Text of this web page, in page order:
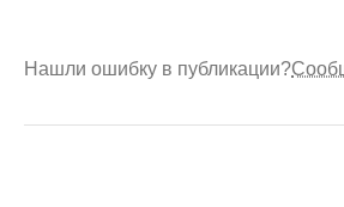
Нашли ошибку в публикации?